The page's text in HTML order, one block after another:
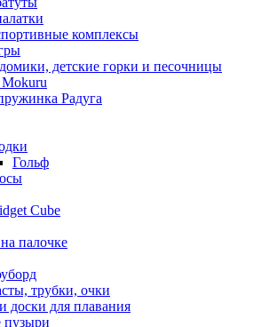
комплексы
детские горки и песочницы
Радуга
Гольф
Cube
палочке
трубки, очки
доски для плавания